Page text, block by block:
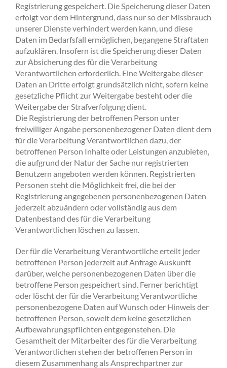
Registrierung gespeichert. Die Speicherung dieser Daten
erfolgt vor dem Hintergrund, dass nur so der Missbrauch
unserer Dienste verhindert werden kann, und diese
Daten im Bedarfsfall ermöglichen, begangene Straftaten
aufzuklären. Insofern ist die Speicherung dieser Daten
zur Absicherung des für die Verarbeitung
Verantwortlichen erforderlich. Eine Weitergabe dieser
Daten an Dritte erfolgt grundsätzlich nicht, sofern keine
gesetzliche Pflicht zur Weitergabe besteht oder die
Weitergabe der Strafverfolgung dient.
Die Registrierung der betroffenen Person unter
freiwilliger Angabe personenbezogener Daten dient dem
für die Verarbeitung Verantwortlichen dazu, der
betroffenen Person Inhalte oder Leistungen anzubieten,
die aufgrund der Natur der Sache nur registrierten
Benutzern angeboten werden können. Registrierten
Personen steht die Möglichkeit frei, die bei der
Registrierung angegebenen personenbezogenen Daten
jederzeit abzuändern oder vollständig aus dem
Datenbestand des für die Verarbeitung
Verantwortlichen löschen zu lassen.
Der für die Verarbeitung Verantwortliche erteilt jeder
betroffenen Person jederzeit auf Anfrage Auskunft
darüber, welche personenbezogenen Daten über die
betroffene Person gespeichert sind. Ferner berichtigt
oder löscht der für die Verarbeitung Verantwortliche
personenbezogene Daten auf Wunsch oder Hinweis der
betroffenen Person, soweit dem keine gesetzlichen
Aufbewahrungspflichten entgegenstehen. Die
Gesamtheit der Mitarbeiter des für die Verarbeitung
Verantwortlichen stehen der betroffenen Person in
diesem Zusammenhang als Ansprechpartner zur